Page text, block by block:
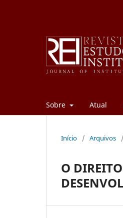
Sobre Atual
Início / Arquivos /
O